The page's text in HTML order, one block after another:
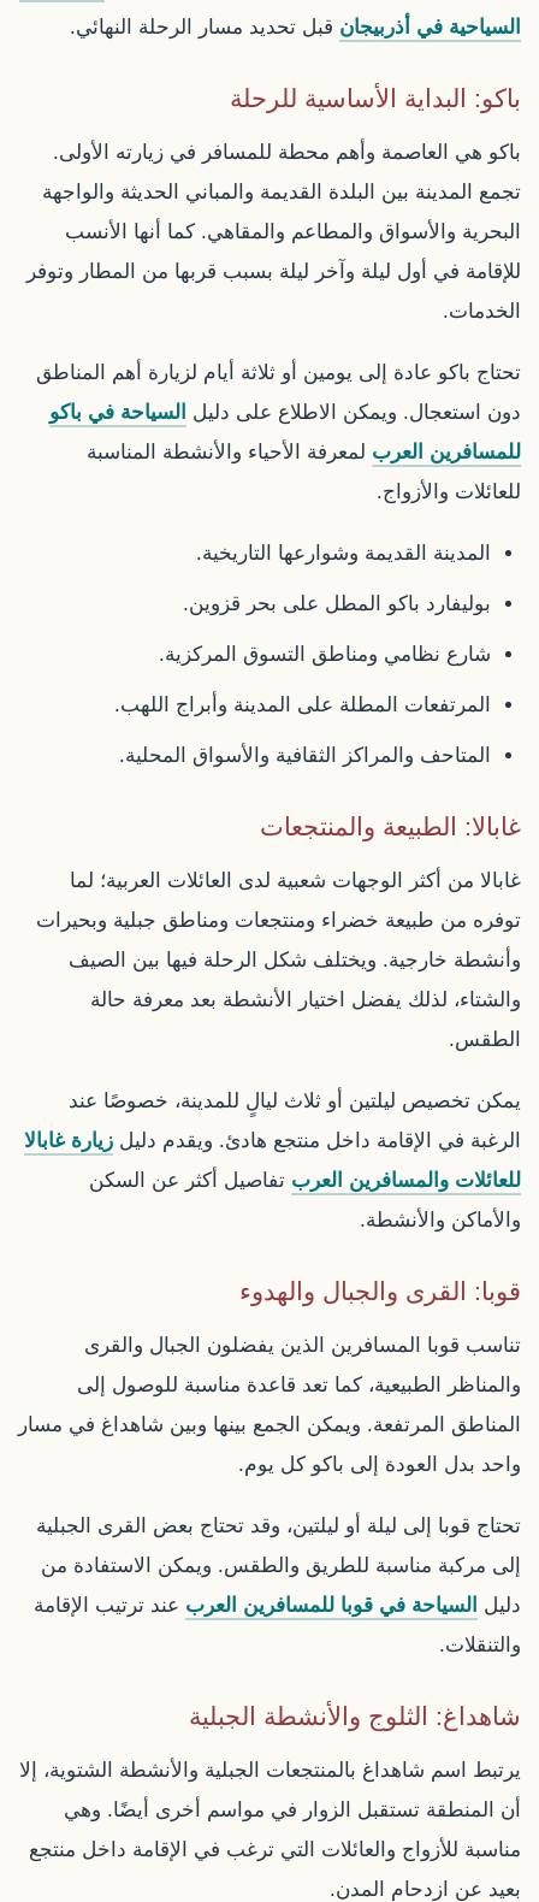
السياحية في أذربيجان قبل تحديد مسار الرحلة النهائي.
باكو: البداية الأساسية للرحلة
باكو هي العاصمة وأهم محطة للمسافر في زيارته الأولى.
تجمع المدينة بين البلدة القديمة والمباني الحديثة والواجهة
البحرية والأسواق والمطاعم والمقاهي. كما أنها الأنسب
للإقامة في أول ليلة وآخر ليلة بسبب قربها من المطار وتوفر
الخدمات.
تحتاج باكو عادة إلى يومين أو ثلاثة أيام لزيارة أهم المناطق
دون استعجال. ويمكن الاطلاع على دليل السياحة في باكو
للمسافرين العرب لمعرفة الأحياء والأنشطة المناسبة
للعائلات والأزواج.
المدينة القديمة وشوارعها التاريخية.
بوليفارد باكو المطل على بحر قزوين.
شارع نظامي ومناطق التسوق المركزية.
المرتفعات المطلة على المدينة وأبراج اللهب.
المتاحف والمراكز الثقافية والأسواق المحلية.
غابالا: الطبيعة والمنتجعات
غابالا من أكثر الوجهات شعبية لدى العائلات العربية؛ لما
توفره من طبيعة خضراء ومنتجعات ومناطق جبلية وبحيرات
وأنشطة خارجية. ويختلف شكل الرحلة فيها بين الصيف
والشتاء، لذلك يفضل اختيار الأنشطة بعد معرفة حالة
الطقس.
يمكن تخصيص ليلتين أو ثلاث ليالٍ للمدينة، خصوصًا عند
الرغبة في الإقامة داخل منتجع هادئ. ويقدم دليل زيارة غابالا
للعائلات والمسافرين العرب تفاصيل أكثر عن السكن
والأماكن والأنشطة.
قوبا: القرى والجبال والهدوء
تناسب قوبا المسافرين الذين يفضلون الجبال والقرى
والمناظر الطبيعية، كما تعد قاعدة مناسبة للوصول إلى
المناطق المرتفعة. ويمكن الجمع بينها وبين شاهداغ في مسار
واحد بدل العودة إلى باكو كل يوم.
تحتاج قوبا إلى ليلة أو ليلتين، وقد تحتاج بعض القرى الجبلية
إلى مركبة مناسبة للطريق والطقس. ويمكن الاستفادة من
دليل السياحة في قوبا للمسافرين العرب عند ترتيب الإقامة
والتنقلات.
شاهداغ: الثلوج والأنشطة الجبلية
يرتبط اسم شاهداغ بالمنتجعات الجبلية والأنشطة الشتوية، إلا
أن المنطقة تستقبل الزوار في مواسم أخرى أيضًا. وهي
مناسبة للأزواج والعائلات التي ترغب في الإقامة داخل منتجع
بعيد عن ازدحام المدن.